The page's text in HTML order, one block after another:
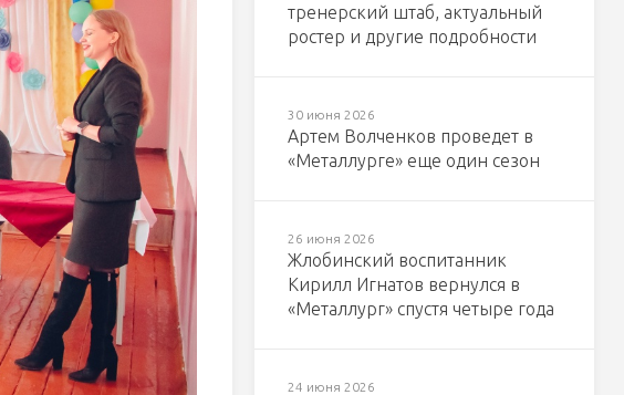
тренерский штаб, актуальный
ростер и другие подробности
30 июня 2026
Артем Волченков проведет в
«Металлурге» еще один сезон
26 июня 2026
Жлобинский воспитанник
Кирилл Игнатов вернулся в
«Металлург» спустя четыре года
24 июня 2026